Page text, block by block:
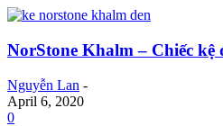
NorStone Khalm – Chiếc
Nguyễn Lan -
April 6, 2020
0